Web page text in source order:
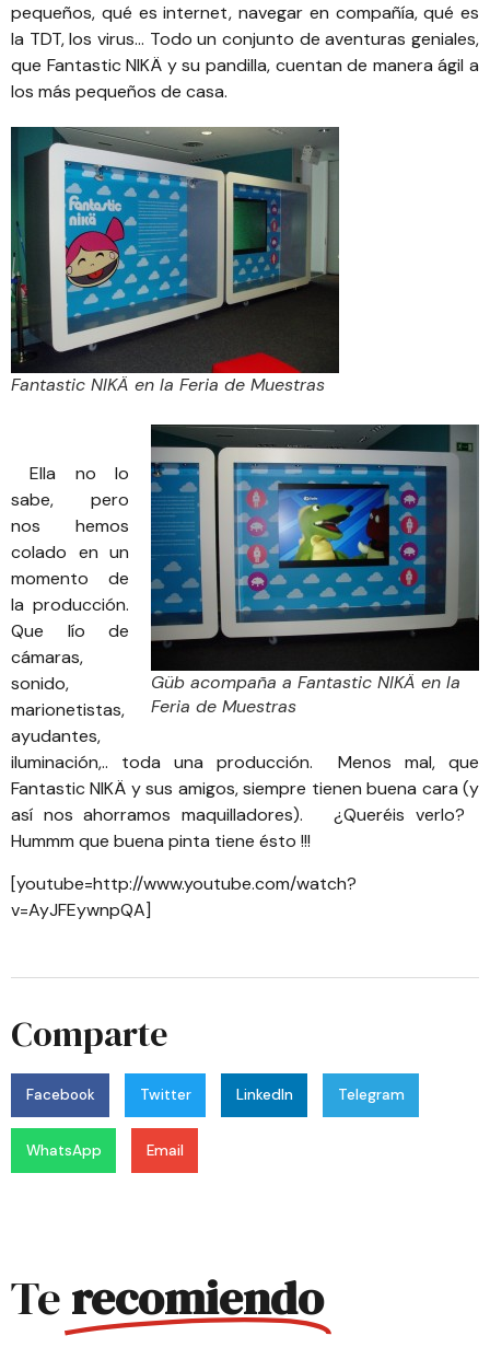
pequeños, qué es internet, navegar en compañía, qué es
la TDT, los virus… Todo un conjunto de aventuras geniales,
que Fantastic NIKÄ y su pandilla, cuentan de manera ágil a
los más pequeños de casa.
Fantastic NIKÄ en la Feria de Muestras
Güb acompaña a Fantastic NIKÄ en la
Feria de Muestras
Ella no lo
sabe, pero
nos hemos
colado en un
momento de
la producción.
Que lío de
cámaras,
sonido,
marionetistas,
ayudantes,
iluminación,.. toda una producción. Menos mal, que
Fantastic NIKÄ y sus amigos, siempre tienen buena cara (y
así nos ahorramos maquilladores). ¿Queréis verlo?
Hummm que buena pinta tiene ésto !!!
[youtube=http://www.youtube.com/watch?
v=AyJFEywnpQA]
Comparte
Facebook Twitter LinkedIn Telegram
WhatsApp Email
Terecomiendo